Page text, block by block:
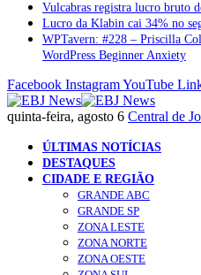
Vulcabras registra lucro bruto
Lucro da Klabin cai 34% no
WPTavern: #228 – Priscilla
WordPress Beginner Anxiety
Facebook InstagramYouTube
quinta-feira, agosto 6 Central de
ÚLTIMAS NOTÍCIAS
DESTAQUES
CIDADE E REGIÃO
GRANDE ABC
GRANDE SP
ZONA LESTE
ZONA NORTE
ZONA OESTE